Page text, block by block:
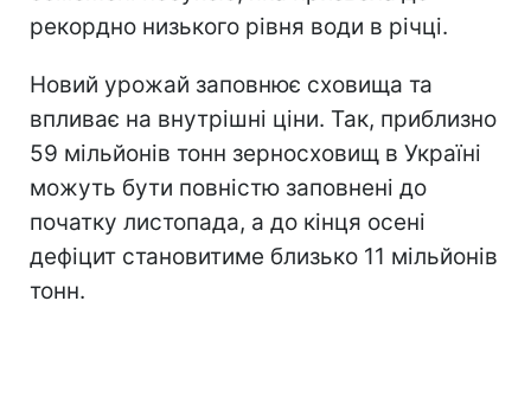
рекордно низького рівня води в річці.
Новий урожай заповнює сховища та
впливає на внутрішні ціни. Так, приблизно
59 мільйонів тонн зерносховищ в Україні
можуть бути повністю заповнені до
початку листопада, а до кінця осені
дефіцит становитиме близько 11 мільйонів
тонн.